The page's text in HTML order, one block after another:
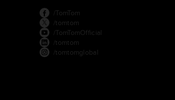
/TomTom
/tomtom
/TomTomOfficial
/tomtom
/tomtomglobal